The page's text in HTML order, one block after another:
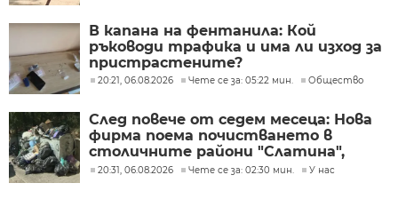
В капана на фентанила: Кой
ръководи трафика и има ли изход за
пристрастените?
20:21, 06.08.2026 Чете се за: 05:22 мин. Общество
След повече от седем месеца: Нова
фирма поема почистването в
столичните райони "Слатина",
"Подуяне" и "Изгрев"
20:31, 06.08.2026 Чете се за: 02:30 мин. У нас